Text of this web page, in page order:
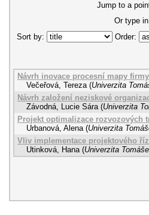
Jump to a
Or type
Sort by:
Order:
Návrh inovace procesní mapy
Večeřová, Tereza (Univerzita
Návrh založení neziskové
Závodná, Lucie Sára (Univerzita
Projekt optimalizace rozvozových
Urbanová, Alena (Univerzita
Vliv implementace projektového
Utinková, Hana (Univerzita